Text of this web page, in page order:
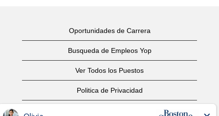
Oportunidades de Carrera
Busqueda de Empleos Yop
Ver Todos los Puestos
Politica de Privacidad